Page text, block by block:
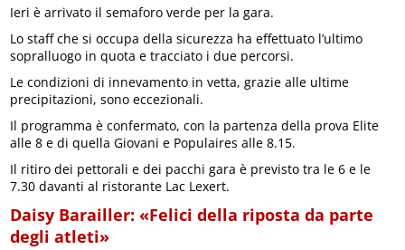
Ieri è arrivato il semaforo verde per la gara.
Lo staff che si occupa della sicurezza ha effettuato l’ultimo
sopralluogo in quota e tracciato i due percorsi.
Le condizioni di innevamento in vetta, grazie alle ultime
precipitazioni, sono eccezionali.
Il programma è confermato, con la partenza della prova Elite
alle 8 e di quella Giovani e Populaires alle 8.15.
Il ritiro dei pettorali e dei pacchi gara è previsto tra le 6 e le
7.30 davanti al ristorante Lac Lexert.
Daisy Barailler: «Felici della riposta da parte
degli atleti»